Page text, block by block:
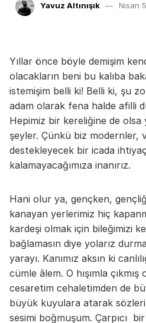
Yavuz Altınışık Nisan
Yıllar önce böyle demişim
olacakların beni bu kalıba
istemişim belli ki! Belli ki, şu
adam olarak fena halde afilli
Hepimiz bir kereliğine de olsa
şeyler. Çünkü biz modernler,
destekleyecek bir icada
kalamayacağımıza inanırız.
Hani olur ya, gençken,
kanayan yerlerimiz hiç
kardeşi olmak için bileğimizi
bağlamasın diye yolarız
yarayı. Kanımız aksın ki
cümle âlem. O hışımla çıkmış
cesaretim cehaletimden de
büyük kuyulara atarak
sesimi boğmuşum. Çarpıcı bir